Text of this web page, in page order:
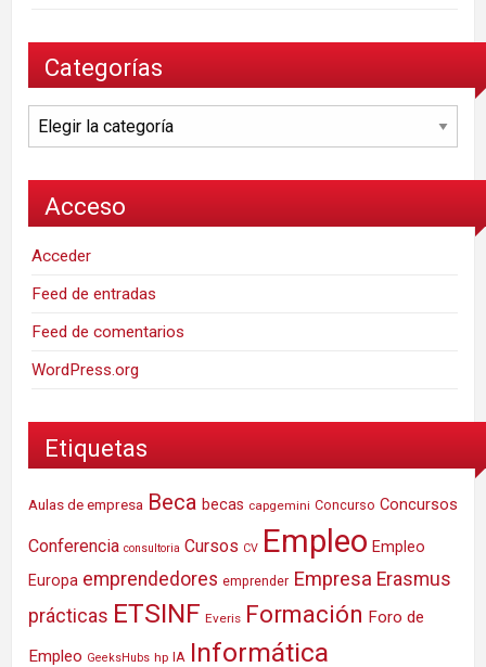
Categorías
Categorías
Acceso
Acceder
Feed de entradas
Feed de comentarios
WordPress.org
Etiquetas
Aulas de empresa Beca becas capgemini Concurso Concursos
Conferencia consultoria Cursos CV Empleo Empleo
Europa emprendedores emprender Empresa Erasmus
prácticas ETSINF Everis Formación Foro de
Empleo GeeksHubs hp IA Informática